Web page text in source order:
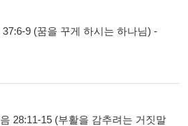
9 (꿈을 꾸게 하시는 하나님) -
28:11-15 (부활을 감추려는 거짓말